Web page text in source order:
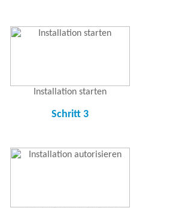
Installation starten
Schritt 3